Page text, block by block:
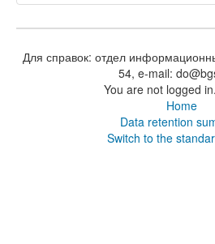
Для справок: отдел
54, e-mail:
You are not logged
Home
Data retention
Switch to the